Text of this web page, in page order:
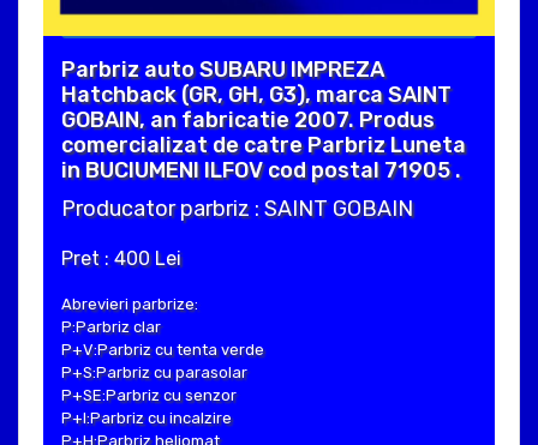
Parbriz auto SUBARU IMPREZA
Hatchback (GR, GH, G3), marca SAINT
GOBAIN, an fabricatie 2007. Produs
comercializat de catre Parbriz Luneta
in BUCIUMENI ILFOV cod postal 71905 .
Producator parbriz : SAINT GOBAIN
Pret : 400 Lei
Abrevieri parbrize:
P:Parbriz clar
P+V:Parbriz cu tenta verde
P+S:Parbriz cu parasolar
P+SE:Parbriz cu senzor
P+I:Parbriz cu incalzire
P+H:Parbriz heliomat